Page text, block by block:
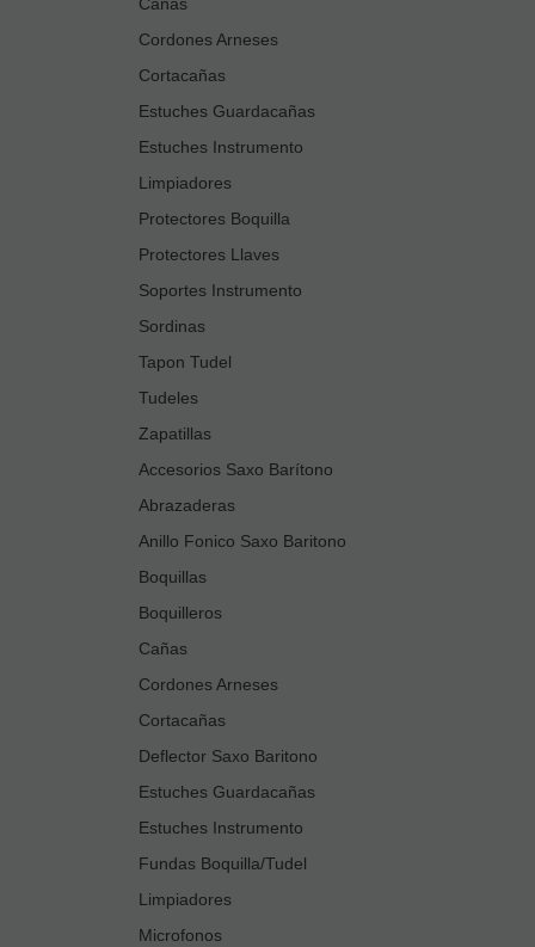
Cordones Arneses
Cortacañas
Estuches Guardacañas
Estuches Instrumento
Limpiadores
Protectores Boquilla
Protectores Llaves
Soportes Instrumento
Sordinas
Tapon Tudel
Tudeles
Zapatillas
Accesorios Saxo Barítono
Abrazaderas
Anillo Fonico Saxo Baritono
Boquillas
Boquilleros
Cañas
Cordones Arneses
Cortacañas
Deflector Saxo Baritono
Estuches Guardacañas
Estuches Instrumento
Fundas Boquilla/Tudel
Limpiadores
Microfonos